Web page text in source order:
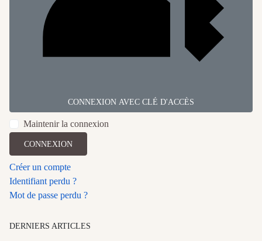
CONNEXION AVEC CLÉ D'ACCÈS
Maintenir la connexion
CONNEXION
Créer un compte
Identifiant perdu ?
Mot de passe perdu ?
DERNIERS ARTICLES